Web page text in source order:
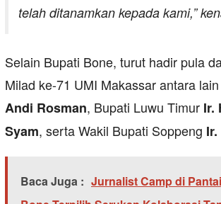
telah ditanamkan kepada kami,”
Selain Bupati Bone, turut hadir pula
Milad ke-71 UMI Makassar antara
Andi Rosman, Bupati Luwu Timur Ir.
Syam, serta Wakil Bupati Soppeng
Baca Juga : Jurnalist Camp di